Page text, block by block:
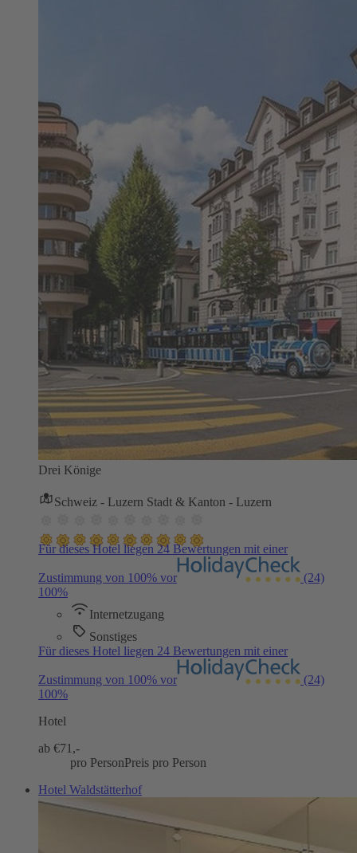
Drei Könige
Schweiz - Luzern Stadt & Kanton - Luzern
Für dieses Hotel liegen 24 Bewertungen mit einer
Zustimmung von 100% vor
(24)
100%
Internetzugang
Sonstiges
Für dieses Hotel liegen 24 Bewertungen mit einer
Zustimmung von 100% vor
(24)
100%
Hotel
ab €71,-
pro PersonPreis pro Person
Hotel Waldstätterhof